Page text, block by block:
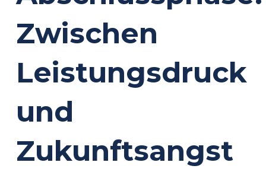
Zwischen
Leistungsdruck
und
Zukunftsangst